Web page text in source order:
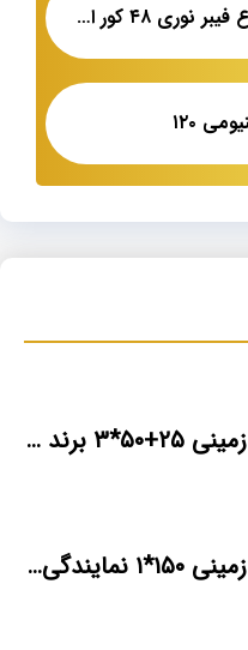
قیمت فروش انواع فیبر نوری ۴۸ کور ایران
۱۲۰
کابل آلومینیومی زمینی ۲۵+۵۰*۳ برند ماهان
کابل آلومینیومی زمینی ۱۵۰*۱ نمایندگی فروش